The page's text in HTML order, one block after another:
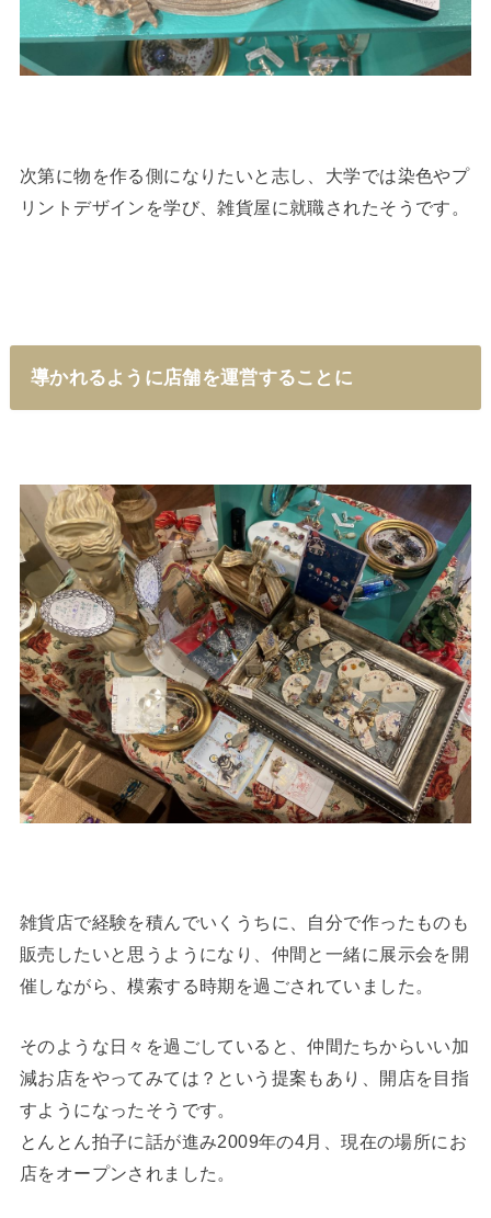
次第に物を作る側になりたいと志し、大学では染色やプ
リントデザインを学び、雑貨屋に就職されたそうです。
導かれるように店舗を運営することに
雑貨店で経験を積んでいくうちに、自分で作ったものも
販売したいと思うようになり、仲間と一緒に展示会を開
催しながら、模索する時期を過ごされていました。
そのような日々を過ごしていると、仲間たちからいい加
減お店をやってみては？という提案もあり、開店を目指
すようになったそうです。
とんとん拍子に話が進み2009年の4月、現在の場所にお
店をオープンされました。